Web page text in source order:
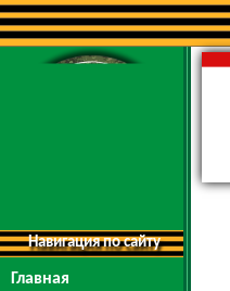
Навигация по сайту
Главная